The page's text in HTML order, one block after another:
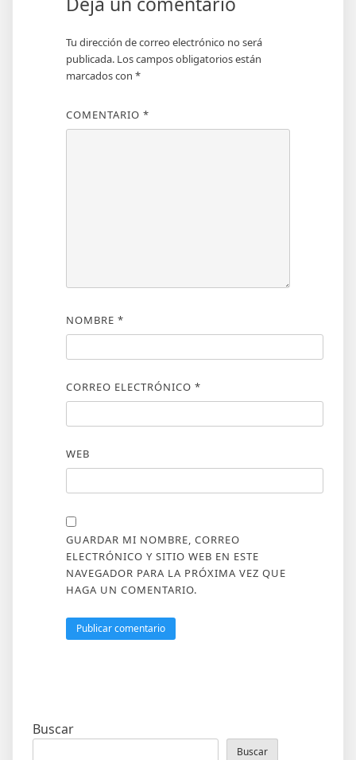
Tu dirección de correo electrónico no será
publicada. Los campos obligatorios están
marcados con *
COMENTARIO *
NOMBRE *
CORREO ELECTRÓNICO *
WEB
GUARDAR MI NOMBRE, CORREO
ELECTRÓNICO Y SITIO WEB EN ESTE
NAVEGADOR PARA LA PRÓXIMA VEZ QUE
HAGA UN COMENTARIO.
Buscar
Buscar